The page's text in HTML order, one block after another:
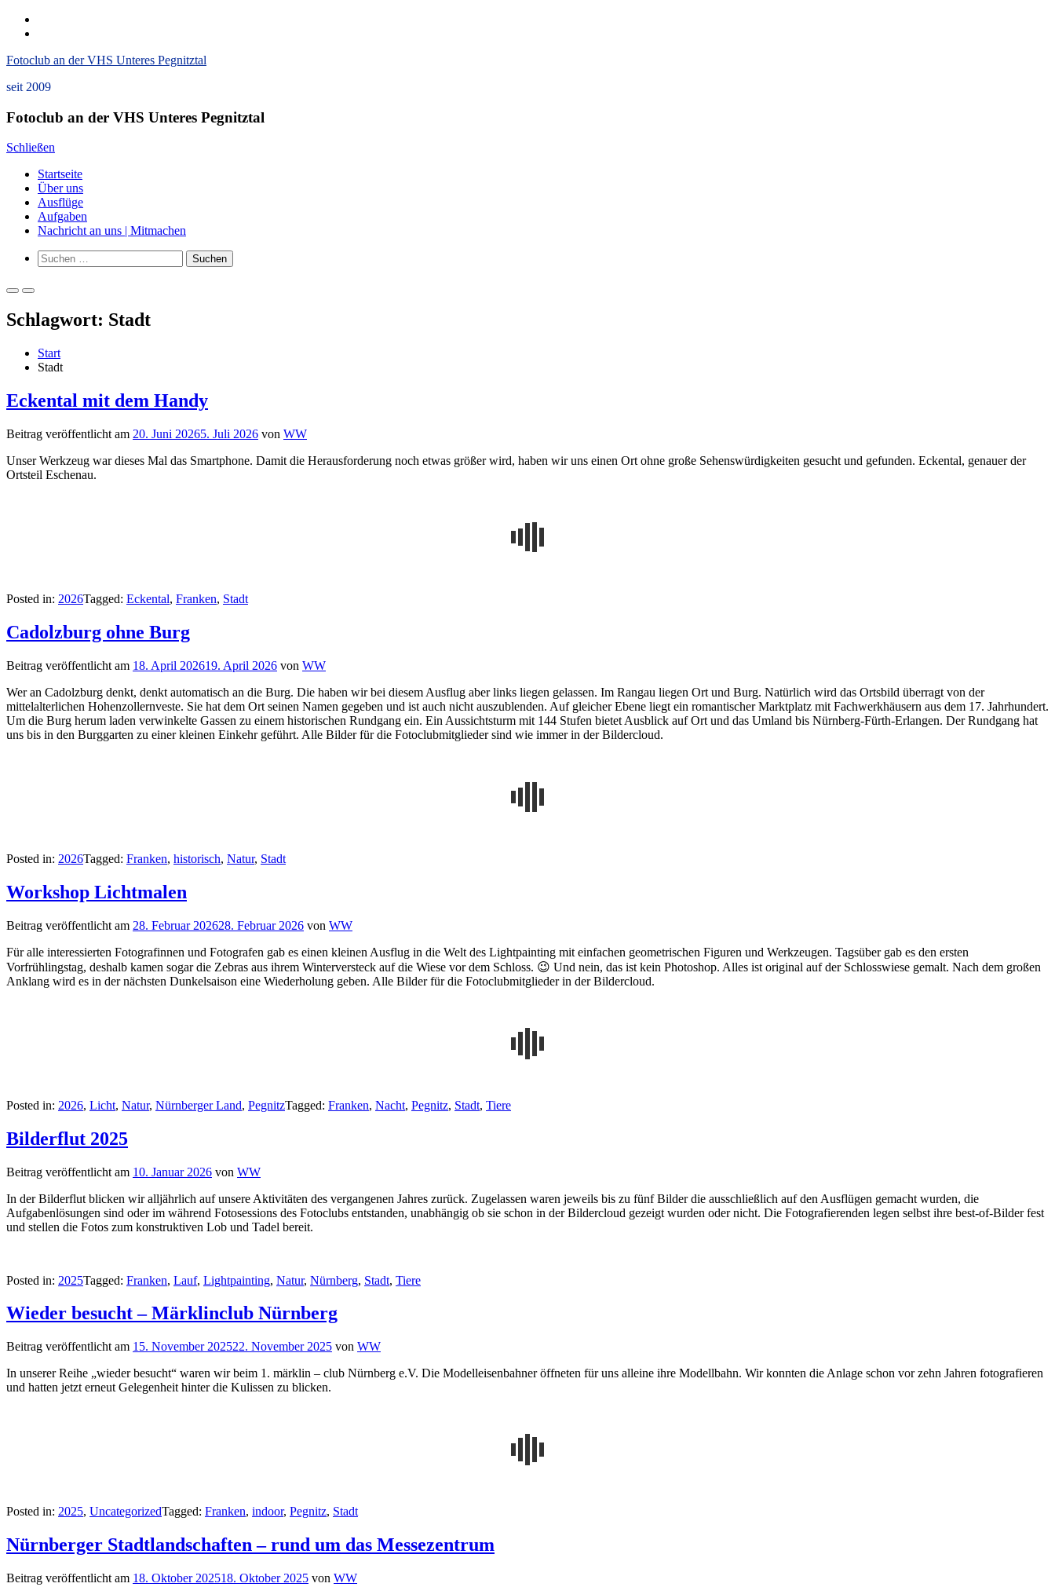
Zum
Inhalt
Impressum
Fotoclub an der VHS Unteres Pegnitztal
seit 2009
Fotoclub an der VHS Unteres Pegnitztal
Schließen
Startseite
Über uns
Ausflüge
Aufgaben
Nachricht an uns | Mitmachen
Such-
Formular
Suchen
nach:
Primäres
für
Primäres
für
Desktop
Schlagwort: Stadt
Start
Stadt
Eckental mit dem Handy
Beitrag veröffentlicht am 20. Juni 20265. Juli 2026 von WW
Unser Werkzeug war dieses Mal das Smartphone. Damit die Herausforderung noch etwas größer wird, haben wir uns einen Ort ohne große Sehenswürdigkeiten gesucht und gefunden. Eckental, genauer der
Ortsteil Eschenau.
Posted in: 2026Tagged: Eckental, Franken, Stadt
Cadolzburg ohne Burg
Beitrag veröffentlicht am 18. April 202619. April 2026 von WW
Wer an Cadolzburg denkt, denkt automatisch an die Burg. Die haben wir bei diesem Ausflug aber links liegen gelassen. Im Rangau liegen Ort und Burg. Natürlich wird das Ortsbild überragt von der
mittelalterlichen Hohenzollernveste. Sie hat dem Ort seinen Namen gegeben und ist auch nicht auszublenden. Auf gleicher Ebene liegt ein romantischer Marktplatz mit Fachwerkhäusern aus dem 17. Jahrhundert.
Um die Burg herum laden verwinkelte Gassen zu einem historischen Rundgang ein. Ein Aussichtsturm mit 144 Stufen bietet Ausblick auf Ort und das Umland bis Nürnberg-Fürth-Erlangen. Der Rundgang hat
uns bis in den Burggarten zu einer kleinen Einkehr geführt. Alle Bilder für die Fotoclubmitglieder sind wie immer in der Bildercloud.
Posted in: 2026Tagged: Franken, historisch, Natur, Stadt
Workshop Lichtmalen
Beitrag veröffentlicht am 28. Februar 202628. Februar 2026 von WW
Für alle interessierten Fotografinnen und Fotografen gab es einen kleinen Ausflug in die Welt des Lightpainting mit einfachen geometrischen Figuren und Werkzeugen. Tagsüber gab es den ersten
Vorfrühlingstag, deshalb kamen sogar die Zebras aus ihrem Winterversteck auf die Wiese vor dem Schloss. 😉 Und nein, das ist kein Photoshop. Alles ist original auf der Schlosswiese gemalt. Nach dem großen
Anklang wird es in der nächsten Dunkelsaison eine Wiederholung geben. Alle Bilder für die Fotoclubmitglieder in der Bildercloud.
Posted in: 2026, Licht, Natur, Nürnberger Land, PegnitzTagged: Franken, Nacht, Pegnitz, Stadt, Tiere
Bilderflut 2025
Beitrag veröffentlicht am 10. Januar 2026 von WW
In der Bilderflut blicken wir alljährlich auf unsere Aktivitäten des vergangenen Jahres zurück. Zugelassen waren jeweils bis zu fünf Bilder die ausschließlich auf den Ausflügen gemacht wurden, die
Aufgabenlösungen sind oder im während Fotosessions des Fotoclubs entstanden, unabhängig ob sie schon in der Bildercloud gezeigt wurden oder nicht. Die Fotografierenden legen selbst ihre best-of-Bilder fest
und stellen die Fotos zum konstruktiven Lob und Tadel bereit.
Posted in: 2025Tagged: Franken, Lauf, Lightpainting, Natur, Nürnberg, Stadt, Tiere
Wieder besucht – Märklinclub Nürnberg
Beitrag veröffentlicht am 15. November 202522. November 2025 von WW
In unserer Reihe „wieder besucht“ waren wir beim 1. märklin – club Nürnberg e.V. Die Modelleisenbahner öffneten für uns alleine ihre Modellbahn. Wir konnten die Anlage schon vor zehn Jahren fotografieren
und hatten jetzt erneut Gelegenheit hinter die Kulissen zu blicken.
Posted in: 2025, UncategorizedTagged: Franken, indoor, Pegnitz, Stadt
Nürnberger Stadtlandschaften – rund um das Messezentrum
Beitrag veröffentlicht am 18. Oktober 202518. Oktober 2025 von WW